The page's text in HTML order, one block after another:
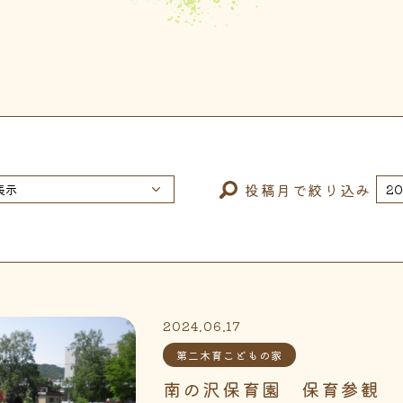
投稿月で絞り込み
2024.06.17
第二木育こどもの家
南の沢保育園 保育参観